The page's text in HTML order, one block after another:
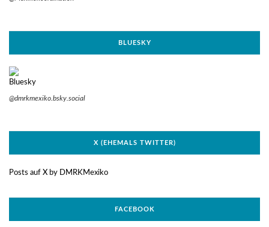
BLUESKY
@dmrkmexiko.bsky.social
X (EHEMALS TWITTER)
Posts auf X by DMRKMexiko
FACEBOOK